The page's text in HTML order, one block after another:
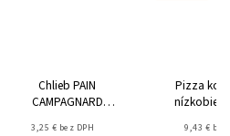
Chlieb PAIN
CAMPAGNARD
3,25 € bez DPH
Pizza
9,43 € bez